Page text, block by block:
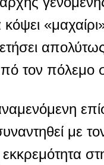
τον πόλεμο
με